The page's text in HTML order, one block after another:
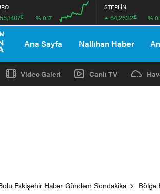
55,1407€ % 0.17
STERLİN
64,2632£ %
Ana Sayfa Nallıhan Haber
Video Galeri Canlı TV
Eskişehir Haber Gündem Sondakika Bölge